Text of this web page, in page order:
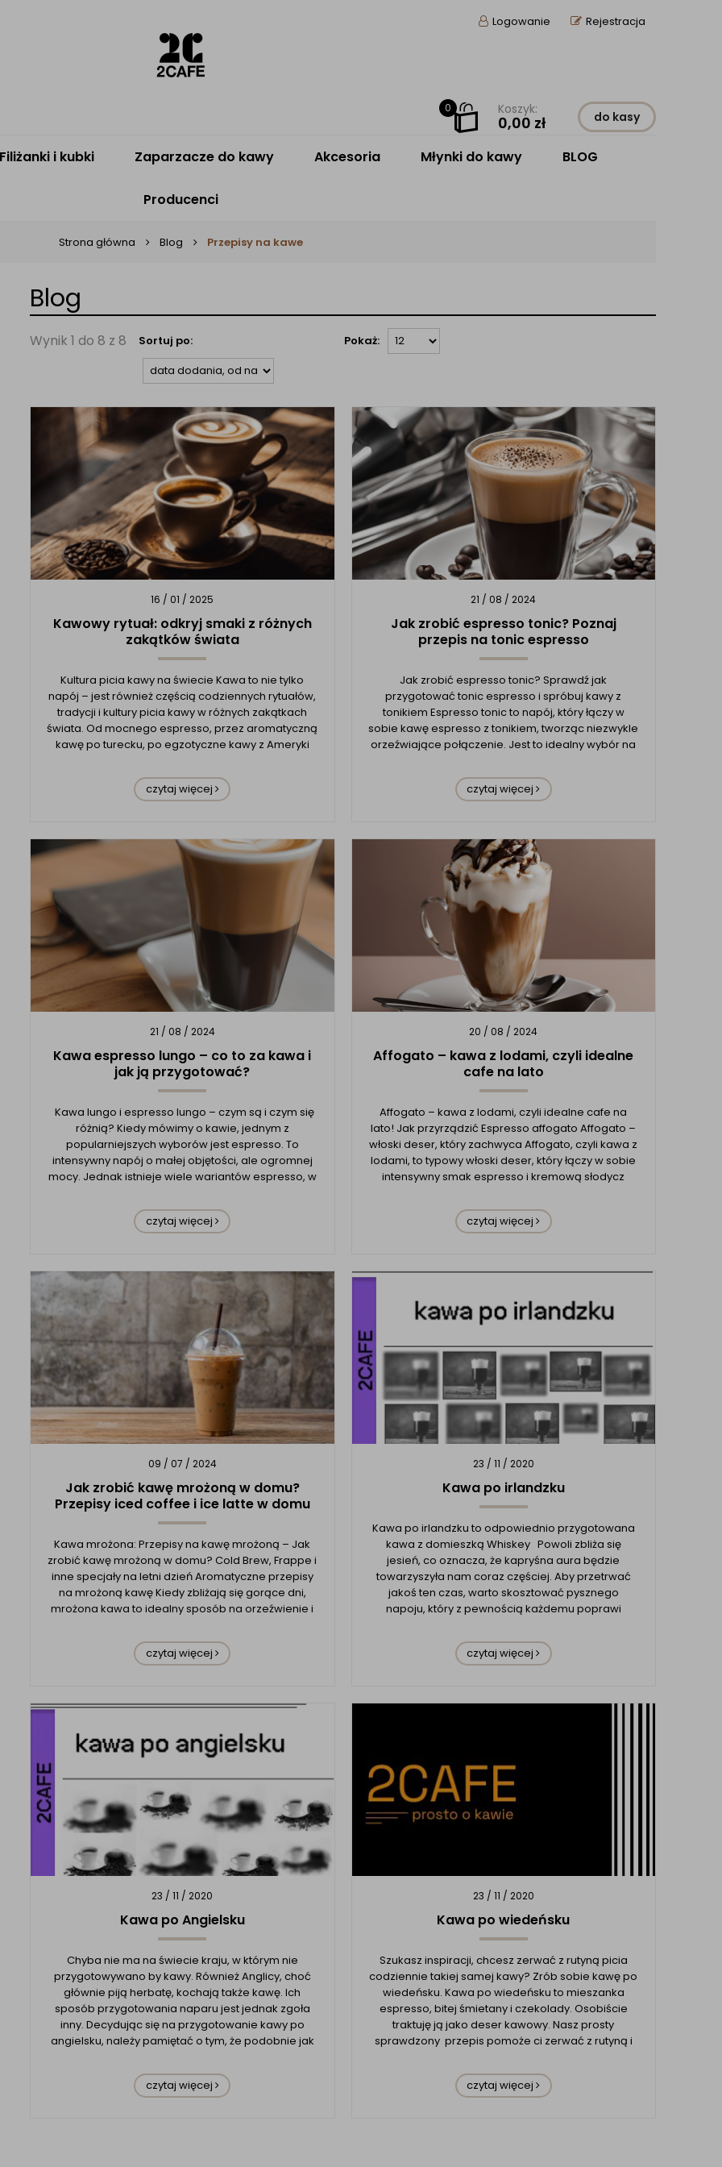
Logowanie Rejestracja
0 Koszyk:
0,00 zł do kasy
Filiżanki i kubki Zaparzacze do kawy Akcesoria Młynki do kawy BLOG
Producenci
Strona główna Blog Przepisy na kawe
Blog
Wynik 1 do 8 z 8 Sortuj po: Pokaż:
16 / 01 / 2025
Kawowy rytuał: odkryj smaki z różnych
zakątków świata
Kultura picia kawy na świecie Kawa to nie tylko
napój – jest również częścią codziennych rytuałów,
tradycji i kultury picia kawy w różnych zakątkach
świata. Od mocnego espresso, przez aromatyczną
kawę po turecku, po egzotyczne kawy z Ameryki
się w zależności od regionu świata. Co wpływa na
ten smak i arom...
czytaj więcej
21 / 08 / 2024
Jak zrobić espresso tonic? Poznaj
przepis na tonic espresso
Jak zrobić espresso tonic? Sprawdź jak
przygotować tonic espresso i spróbuj kawy z
tonikiem Espresso tonic to napój, który łączy w
sobie kawę espresso z tonikiem, tworząc niezwykle
orzeźwiające połączenie. Jest to idealny wybór na
klasycznych kaw, takich jak latte. Espresso tonic to
napój, który w ostatnich lat...
czytaj więcej
21 / 08 / 2024
Kawa espresso lungo – co to za kawa i
jak ją przygotować?
Kawa lungo i espresso lungo – czym są i czym się
różnią? Kiedy mówimy o kawie, jednym z
popularniejszych wyborów jest espresso. To
intensywny napój o małej objętości, ale ogromnej
mocy. Jednak istnieje wiele wariantów espresso, w
popularność wśród miłośników kawy. Kawa
espresso lungo to napój ...
czytaj więcej
20 / 08 / 2024
Affogato – kawa z lodami, czyli idealne
cafe na lato
Affogato – kawa z lodami, czyli idealne cafe na
lato! Jak przyrządzić Espresso affogato Affogato –
włoski deser, który zachwyca Affogato, czyli kawa z
lodami, to typowy włoski deser, który łączy w sobie
intensywny smak espresso i kremową słodycz
elegancki napój jest idealnym wyborem na letnie
dni, kiedy chc...
czytaj więcej
09 / 07 / 2024
Jak zrobić kawę mrożoną w domu?
Przepisy iced coffee i ice latte w domu
Kawa mrożona: Przepisy na kawę mrożoną – Jak
zrobić kawę mrożoną w domu? Cold Brew, Frappe i
inne specjały na letni dzień Aromatyczne przepisy
na mrożoną kawę Kiedy zbliżają się gorące dni,
mrożona kawa to idealny sposób na orzeźwienie i
różne przepisy na kawę mrożoną, które możesz
przygotować w domu. Do...
czytaj więcej
23 / 11 / 2020
Kawa po irlandzku
Kawa po irlandzku to odpowiednio przygotowana
kawa z domieszką Whiskey Powoli zbliża się
jesień, co oznacza, że kapryśna aura będzie
towarzyszyła nam coraz częściej. Aby przetrwać
jakoś ten czas, warto skosztować pysznego
napoju, który z pewnością każdemu poprawi
z domieszką whisk...
czytaj więcej
23 / 11 / 2020
Kawa po Angielsku
Chyba nie ma na świecie kraju, w którym nie
przygotowywano by kawy. Również Anglicy, choć
głównie piją herbatę, kochają także kawę. Ich
sposób przygotowania naparu jest jednak zgoła
inny. Decydując się na przygotowanie kawy po
angielsku, należy pamiętać o tym, że podobnie jak
do filiżane...
czytaj więcej
23 / 11 / 2020
Kawa po wiedeńsku
Szukasz inspiracji, chcesz zerwać z rutyną picia
codziennie takiej samej kawy? Zrób sobie kawę po
wiedeńsku. Kawa po wiedeńsku to mieszanka
espresso, bitej śmietany i czekolady. Osobiście
traktuję ją jako deser kawowy. Nasz prosty
sprawdzony przepis pomoże ci zerwać z rutyną i
unikalny przep...
czytaj więcej